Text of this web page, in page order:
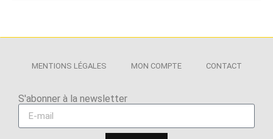
MENTIONS LÉGALES MON COMPTE CONTACT
S'abonner à la newsletter​